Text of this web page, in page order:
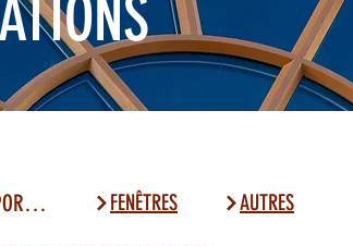
PORTES FENÊTRES AUTRES